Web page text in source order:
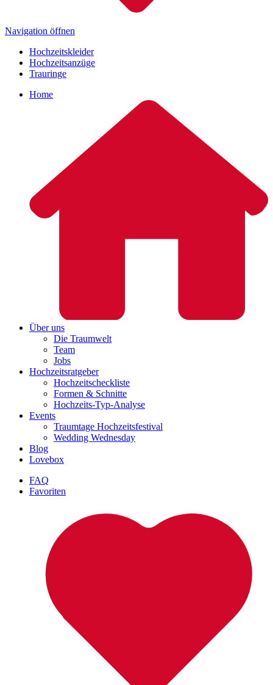
Navigation öffnen
Hochzeitskleider
Hochzeitsanzüge
Trauringe
Home
Über uns
Die Traumwelt
Team
Jobs
Hochzeitsratgeber
Hochzeitscheckliste
Formen & Schnitte
Hochzeits-Typ-Analyse
Events
Traumtage Hochzeitsfestival
Wedding Wednesday
Blog
Lovebox
FAQ
Favoriten